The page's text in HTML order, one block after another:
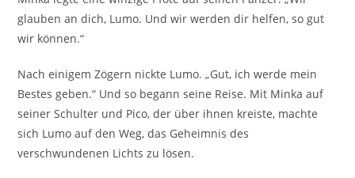
glauben an dich, Lumo. Und wir werden dir helfen, so gut
wir können.“
Nach einigem Zögern nickte Lumo. „Gut, ich werde mein
Bestes geben.“ Und so begann seine Reise. Mit Minka auf
seiner Schulter und Pico, der über ihnen kreiste, machte
sich Lumo auf den Weg, das Geheimnis des
verschwundenen Lichts zu lösen.